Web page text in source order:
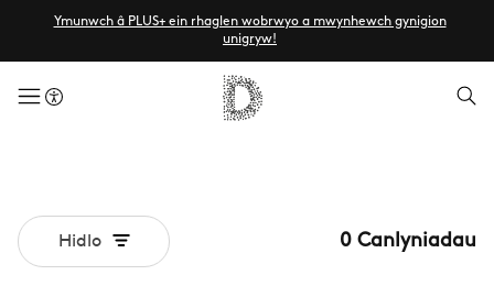
Ymunwch â PLUS+ ein rhaglen wobrwyo a mwynhewch gynigion
unigryw!
menuButton
Hidlo 0 Canlyniadau